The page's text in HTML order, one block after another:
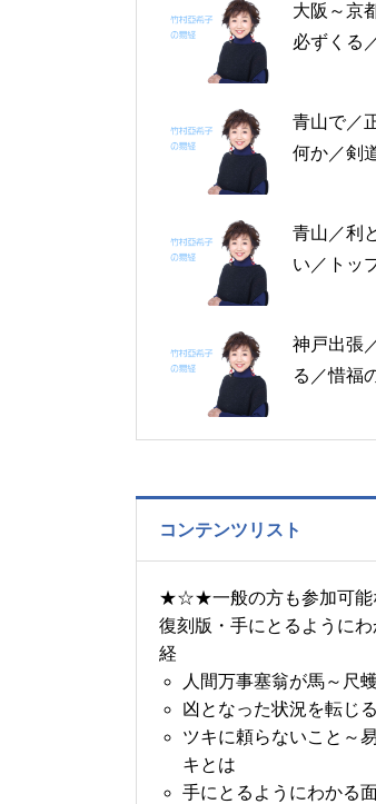
月4日～2
の易経一
大阪～京
必ずくる
月3日の5
一言
青山で／
何か／剣
日の5日
言
青山／利
い／トッ
の書～1
6日分の
神戸出張
る／惜福
の書～1
コンテンツリスト
★☆★一般の方も参加可能
復刻版・手にとるように
経
人間万事塞翁が馬～尺
凶となった状況を転じ
ツキに頼らないこと～
キとは
手にとるようにわかる